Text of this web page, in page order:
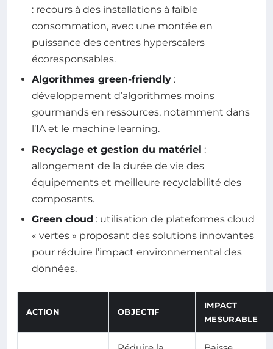
: recours à des installations à faible
consommation, avec une montée en
puissance des centres hyperscalers
écoresponsables.
Algorithmes green-friendly :
développement d’algorithmes moins
gourmands en ressources, notamment dans
l’IA et le machine learning.
Recyclage et gestion du matériel :
allongement de la durée de vie des
équipements et meilleure recyclabilité des
composants.
Green cloud : utilisation de plateformes cloud
« vertes » proposant des solutions innovantes
pour réduire l’impact environnemental des
données.
ACTION OBJECTIF
IMPACT
MESURABLE